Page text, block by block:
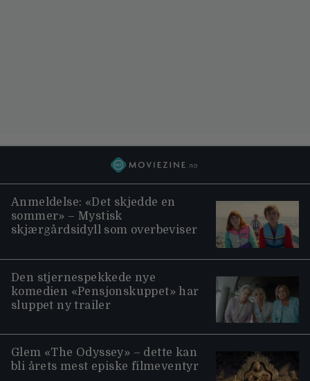
Anmeldelse: «Det skjedde en
sommer» – Mystisk
skjærgårdsidyll som overbeviser
Den stjernespekkede nye
komedien «Pensjonskuppet» har
sluppet ny trailer
Glem «The Odyssey» – dette kan
bli årets mest episke filmeventyr